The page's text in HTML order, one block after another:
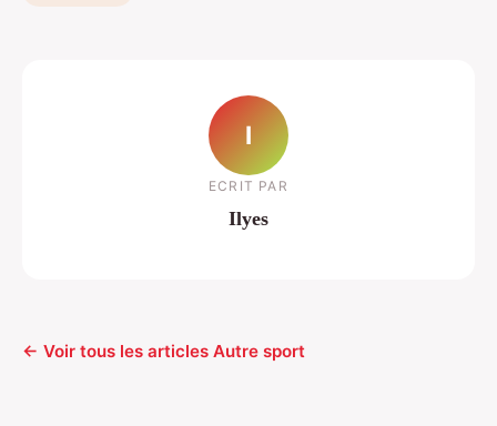
I
ECRIT PAR
Ilyes
← Voir tous les articles Autre sport